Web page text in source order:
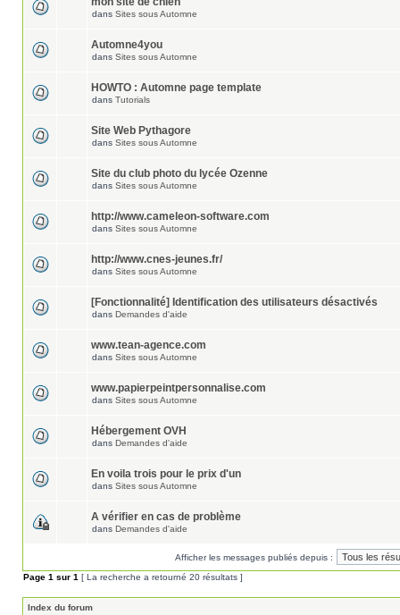
dans Sites sous Automne
Automne4you
dans Sites sous Automne
HOWTO : Automne page template
dans Tutorials
Site Web Pythagore
dans Sites sous Automne
Site du club photo du lycée Ozenne
dans Sites sous Automne
http://www.cameleon-software.com
dans Sites sous Automne
http://www.cnes-jeunes.fr/
dans Sites sous Automne
[Fonctionnalité] Identification des utilisateurs désactivés
dans Demandes d'aide
www.tean-agence.com
dans Sites sous Automne
www.papierpeintpersonnalise.com
dans Sites sous Automne
Hébergement OVH
dans Demandes d'aide
En voila trois pour le prix d'un
dans Sites sous Automne
A vérifier en cas de problème
dans Demandes d'aide
Afficher les messages publiés depuis :
Page 1 sur 1 [ La recherche a retourné 20 résultats ]
Index du forum